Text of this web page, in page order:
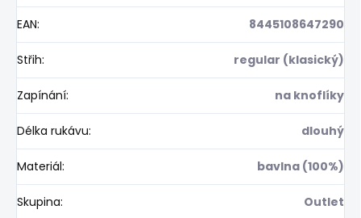
EAN: 8445108647290
Střih: regular (klasický)
Zapínání: na knoflíky
Délka rukávu: dlouhý
Materiál: bavlna (100%)
Skupina: Outlet